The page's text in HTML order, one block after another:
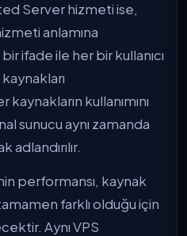
Server hizmeti ise,
anlamına
ifade ile her bir kullanıcı
kullanımını
sunucu aynı zamanda
adlandırılır.
performansı, kaynak
farklı olduğu için
Aynı VPS